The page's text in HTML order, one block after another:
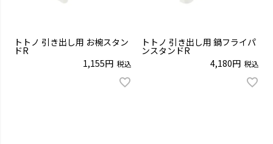
トトノ 引き出し用 お椀スタン
ドR
1,155
税込
トトノ 引き出し用 鍋フライパ
ンスタンドR
4,180
税込